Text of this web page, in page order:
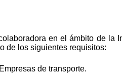
en el ámbito de la
de los siguientes requisitos:
de transporte.